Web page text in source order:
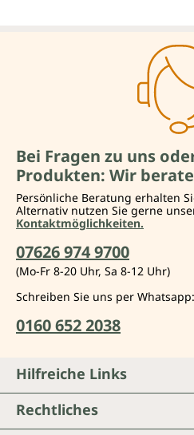
Bei Fragen zu uns
Produkten: Wir
Persönliche Beratung erhalten
Alternativ nutzen Sie gerne
Kontaktmöglichkeiten.
07626 974 9700
(Mo-Fr 8-20 Uhr, Sa 8-12 Uhr)
Schreiben Sie uns per Whatsapp:
0160 652 2038
Hilfreiche Links
Rechtliches